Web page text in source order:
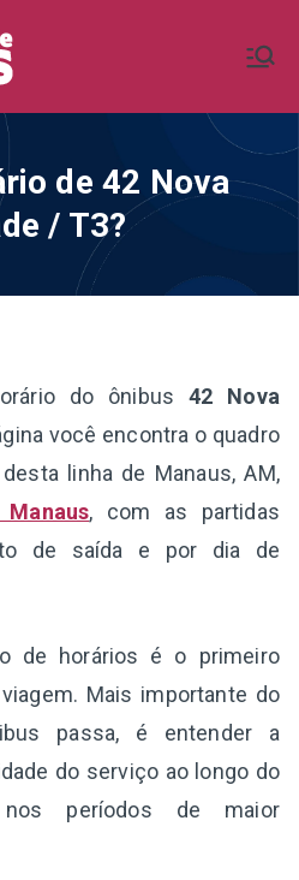
Ônibus BR
Horários de Ônibus de todo o
de 42 Nova
/ T3?
do ônibus42 Nova
você encontra o quadro
linha de Manaus, AM,
Manaus, com as partidas
de saída e por dia de
de horários é o primeiro
Mais importante do
passa, é entender a
do serviço ao longo do
nos períodos de maior